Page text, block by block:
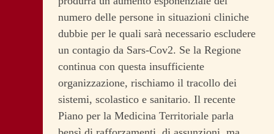
numero delle persone in situazioni cliniche
dubbie per le quali sarà necessario escludere
un contagio da Sars-Cov2. Se la Regione
continua con questa insufficiente
organizzazione, rischiamo il tracollo dei
sistemi, scolastico e sanitario. Il recente
Piano per la Medicina Territoriale parla